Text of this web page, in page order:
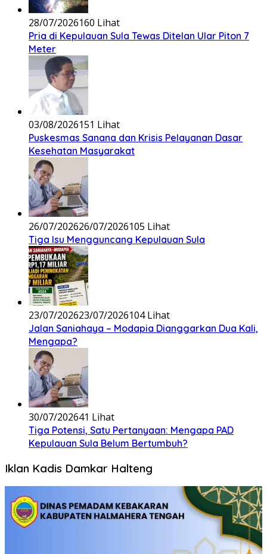
28/07/2026160 Lihat
Pria di Kepulauan Sula Tewas Ditelan Ular Piton 7
Meter
03/08/2026151 Lihat
Puskesmas Sanana dan Krisis Pelayanan Dasar
Kesehatan Masyarakat
26/07/202626/07/2026105 Lihat
Tiga Isu Mengguncang Kepulauan Sula
23/07/202623/07/2026104 Lihat
Jalan Saniahaya – Modapia Dianggarkan Dua Kali,
Mengapa?
30/07/202641 Lihat
Tiga Potensi, Satu Pertanyaan: Mengapa PAD
Kepulauan Sula Belum Bertumbuh?
Iklan Kadis Damkar Halteng